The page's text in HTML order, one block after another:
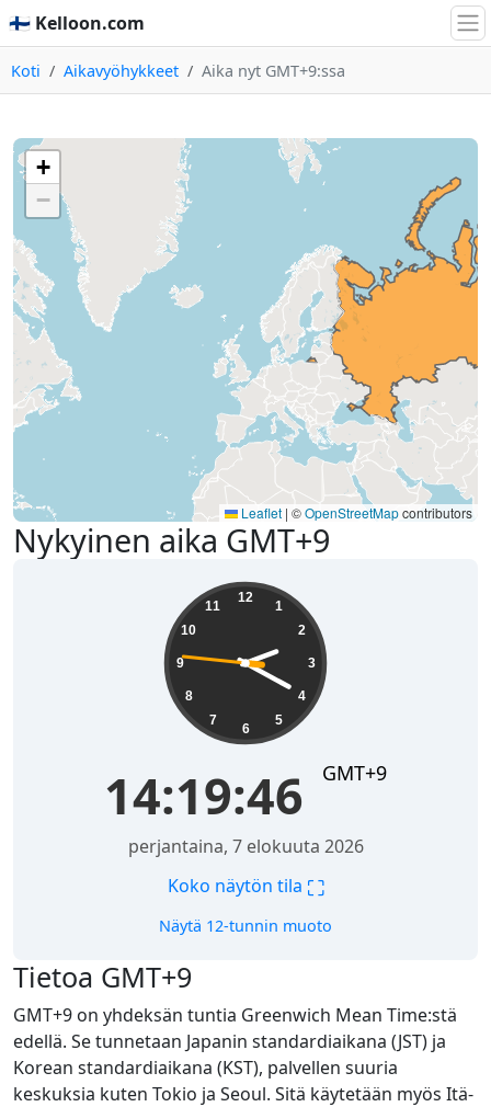
🇫🇮 Kelloon.com
Koti Aikavyöhykkeet Aika nyt GMT+9:ssa
Nykyinen aika GMT+9
12
1
2
3
4
5
6
7
8
9
10
11
14:19:46 GMT+9
perjantaina, 7 elokuuta 2026
Koko näytön tila ⛶
Näytä 12-tunnin muoto
Tietoa GMT+9
GMT+9 on yhdeksän tuntia Greenwich Mean Time:stä
edellä. Se tunnetaan Japanin standardiaikana (JST) ja
Korean standardiaikana (KST), palvellen suuria
keskuksia kuten Tokio ja Seoul. Sitä käytetään myös Itä-
+
−
Leaflet | ©OpenStreetMapcontributors